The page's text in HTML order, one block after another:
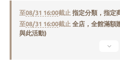
至08/31 16:00截止 指定分類，指定
至08/31 16:00截止 全店，全館滿額
與此活動)